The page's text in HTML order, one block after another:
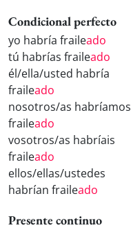
Condicional perfecto
yo habría fraileado
tú habrías fraileado
él/ella/usted habría
fraileado
nosotros/as habríamos
fraileado
vosotros/as habríais
fraileado
ellos/ellas/ustedes
habrían fraileado
Presente continuo